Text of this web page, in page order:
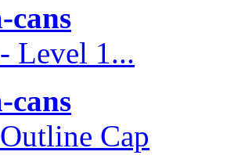
cans
Level 1...
cans
Cap